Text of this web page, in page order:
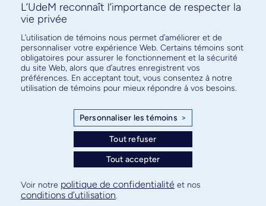
Abonnez-vous à notre infolettre
pour connaître l’actualité facultaire
Plan de site
Confidentialité
L’UdeM reconnaît l’importance de respecter la
vie privée
L’utilisation de témoins nous permet d’améliorer et de
personnaliser votre expérience Web. Certains témoins sont
obligatoires pour assurer le fonctionnement et la sécurité
du site Web, alors que d’autres enregistrent vos
préférences. En acceptant tout, vous consentez à notre
utilisation de témoins pour mieux répondre à vos besoins.
Personnaliser les témoins >
Tout refuser
Tout accepter
Voir notre politique de confidentialité et nos
conditions d’utilisation.